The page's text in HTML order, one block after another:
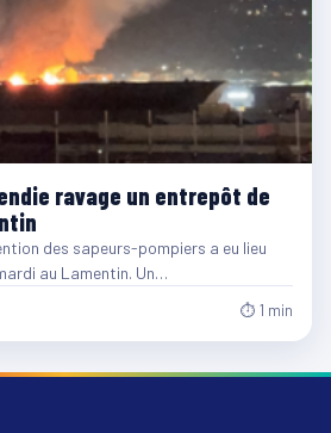
ravage un entrepôt de
des sapeurs-pompiers a eu lieu
au Lamentin. Un…
⏱ 1 min